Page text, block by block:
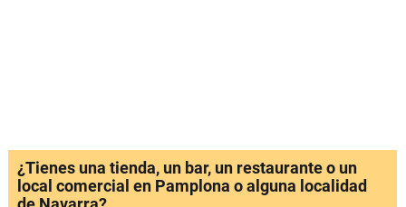
¿Tienes una tienda, un bar, un restaurante o un
local comercial en Pamplona o alguna localidad